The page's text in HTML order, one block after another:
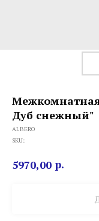
Межкомнатная
Дуб снежный"
ALBERO
SKU:
5970,00 р.